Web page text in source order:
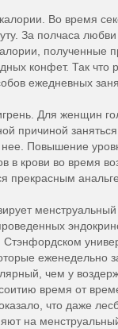
Во время
За полчаса
полученные
конфет. Так что
ежедневных
Для женщин
причиной
нее. Повышение
в крови во время
прекрасным
еженедельно
чем у
время от
что даже
на